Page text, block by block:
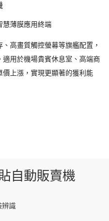
慧薄膜應用終端
高畫質觸控螢幕等旗艦配置，
用於機場貴賓休息室、高端商
上漲，實現更顯著的獲利能
自動販賣機